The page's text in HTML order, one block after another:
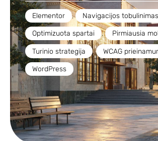
Elementor , Navigacijos tobulinimas
Optimizuota spartai , Pirmiausia
Turinio strategija , WCAG
WordPress